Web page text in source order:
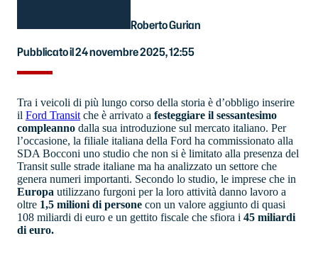
Roberto Gurian
Pubblicato il 24 novembre 2025, 12:55
Tra i veicoli di più lungo corso della storia è d’obbligo inserire
il Ford Transit che è arrivato a festeggiare il sessantesimo
compleanno dalla sua introduzione sul mercato italiano. Per
l’occasione, la filiale italiana della Ford ha commissionato alla
SDA Bocconi uno studio che non si è limitato alla presenza del
Transit sulle strade italiane ma ha analizzato un settore che
genera numeri importanti. Secondo lo studio, le imprese che in
Europa utilizzano furgoni per la loro attività danno lavoro a
oltre 1,5 milioni di persone con un valore aggiunto di quasi
108 miliardi di euro e un gettito fiscale che sfiora i 45 miliardi
di euro.